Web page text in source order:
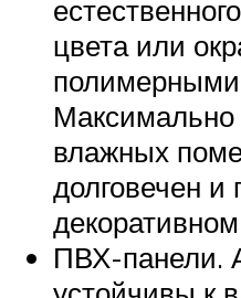
цвета или
Максимально
влажных
долговечен и
ПВХ-панели.